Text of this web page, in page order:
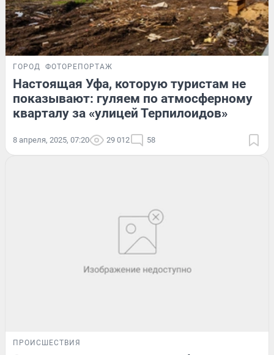
ГОРОД ФОТОРЕПОРТАЖ
Настоящая Уфа, которую туристам не
показывают: гуляем по атмосферному
кварталу за «улицей Терпилоидов»
8 апреля, 2025, 07:20 29 012 58
ПРОИСШЕСТВИЯ